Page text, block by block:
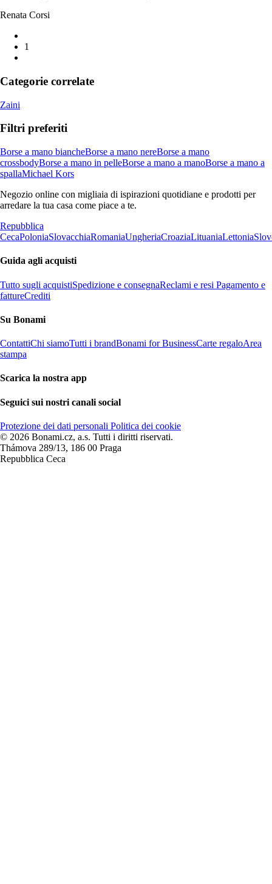
Renata Corsi
1
Categorie correlate
Zaini
Filtri preferiti
Borse a mano biancheBorse a mano nereBorse a mano
crossbodyBorse a mano in pelleBorse a mano a manoBorse a mano a
spallaMichael Kors
Negozio online con migliaia di ispirazioni quotidiane e prodotti per
arredare la tua casa come piace a te.
Repubblica
CecaPoloniaSlovacchiaRomaniaUngheriaCroaziaLituaniaLettonia
Guida agli acquisti
Tutto sugli acquistiSpedizione e consegnaReclami e resi Pagamento e
fattureCrediti
Su Bonami
ContattiChi siamoTutti i brandBonami for BusinessCarte regaloArea
stampa
Scarica la nostra app
Seguici sui nostri canali social
Protezione dei dati personali Politica dei cookie
© 2026 Bonami.cz, a.s. Tutti i diritti riservati.
Thámova 289/13, 186 00 Praga
Repubblica Ceca